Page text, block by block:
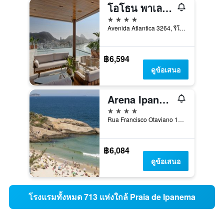
โอโธน พาเลซ โคปาคาบานา ริโอ
4 ดาว
Avenida Atlantica 3264, รีโอเดจาเนโร, บราซิล
฿6,594
ดูข้อเสนอ
Arena Ipanema Hotel
4 ดาว
Rua Francisco Otaviano 131, รีโอเดจาเนโร, บราซิล
฿6,084
ดูข้อเสนอ
โรงแรมทั้งหมด 713 แห่งใกล้ Praia de Ipanema